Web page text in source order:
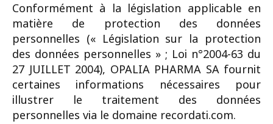
Conformément à la législation applicable en
matière de protection des données
personnelles (« Législation sur la protection
des données personnelles » ; Loi n°2004-63 du
27 JUILLET 2004), OPALIA PHARMA SA fournit
certaines informations nécessaires pour
illustrer le traitement des données
personnelles via le domaine recordati.com.